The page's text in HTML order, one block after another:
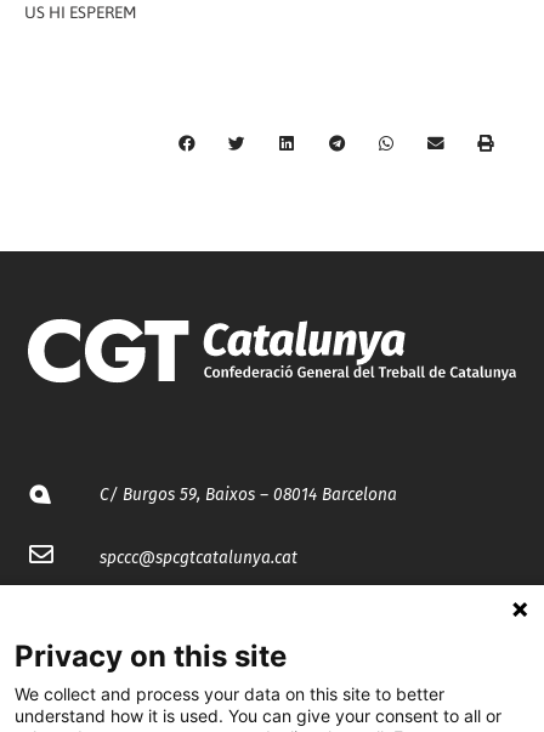
US HI ESPEREM
C/ Burgos 59, Baixos – 08014 Barcelona
spccc@spcgtcatalunya.cat
@CGTCatalunya
Privacy on this site
We collect and process your data on this site to better
understand how it is used. You can give your consent to all or